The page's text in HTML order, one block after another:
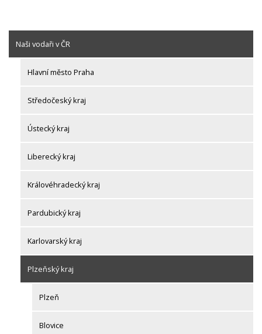
Naši vodaři v ČR
Hlavní město Praha
Středočeský kraj
Ústecký kraj
Liberecký kraj
Královéhradecký kraj
Pardubický kraj
Karlovarský kraj
Plzeňský kraj
Plzeň
Blovice